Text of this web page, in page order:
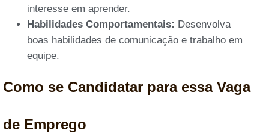
interesse em aprender.
Habilidades Comportamentais: Desenvolva
boas habilidades de comunicação e trabalho em
equipe.
Como se Candidatar para essa Vaga
de Emprego